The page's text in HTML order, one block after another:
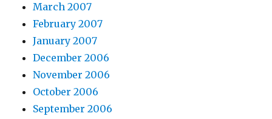
March 2007
February 2007
January 2007
December 2006
November 2006
October 2006
September 2006